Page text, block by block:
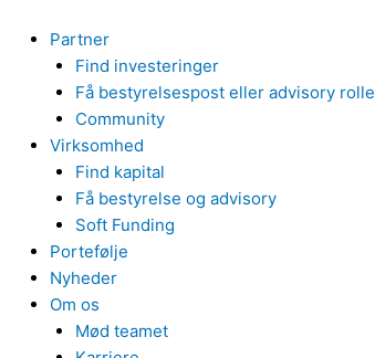
indholdet
Partner
Find investeringer
Få bestyrelsespost eller advisory rolle
Community
Virksomhed
Find kapital
Få bestyrelse og advisory
Soft Funding
Portefølje
Nyheder
Om os
Mød teamet